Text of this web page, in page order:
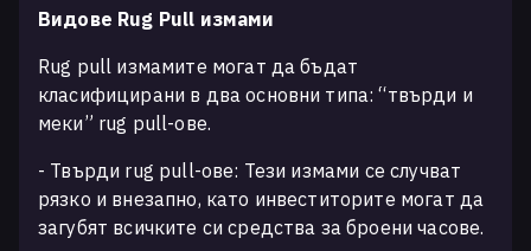
Видове Rug Pull измами
Rug pull измамите могат да бъдат
класифицирани в два основни типа: “твърди и
меки” rug pull-ове.
- Твърди rug pull-ове: Тези измами се случват
рязко и внезапно, като инвеститорите могат да
загубят всичките си средства за броени часове.